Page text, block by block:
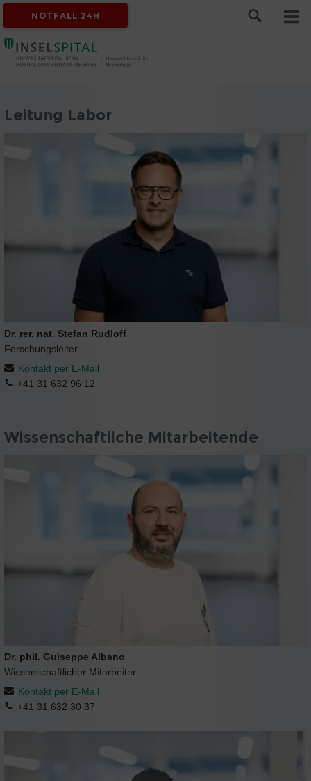
NOTFALL 24H
Leitung Labor
Dr. rer. nat. Stefan Rudloff
Forschungsleiter
Kontakt per E-Mail
+41 31 632 96 12
Wissenschaftliche Mitarbeitende
Dr. phil. Guiseppe Albano
Wissenschaftlicher Mitarbeiter
Kontakt per E-Mail
+41 31 632 30 37